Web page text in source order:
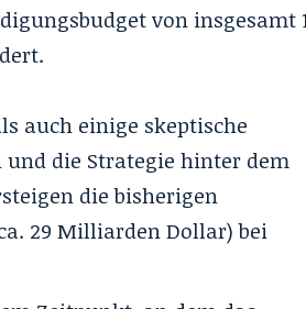
von insgesamt
auch einige skeptische
die Strategie hinter dem
die bisherigen
29 Milliarden Dollar) bei